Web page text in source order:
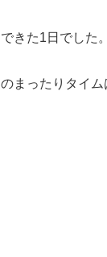
きた1日でした。
まったりタイ